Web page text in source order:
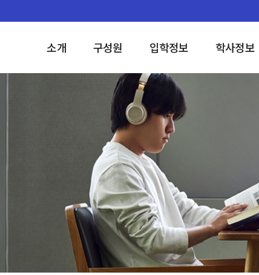
소개 구성원 입학정보 학사정보